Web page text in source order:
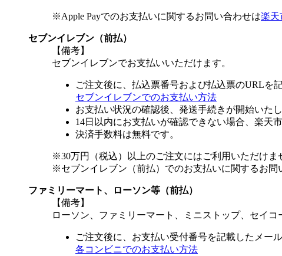
※Apple Payでのお支払いに関するお問い合わせは楽天
セブンイレブン（前払）
【備考】
セブンイレブンでお支払いいただけます。
ご注文後に、払込票番号および払込票のURLを
セブンイレブンでのお支払い方法
お支払い状況の確認後、発送手続きが開始いた
14日以内にお支払いが確認できない場合、楽天
決済手数料は無料です。
※30万円（税込）以上のご注文にはご利用いただけま
※セブンイレブン（前払）でのお支払いに関するお問
ファミリーマート、ローソン等（前払）
【備考】
ローソン、ファミリーマート、ミニストップ、セイコ
ご注文後に、お支払い受付番号を記載したメー
各コンビニでのお支払い方法